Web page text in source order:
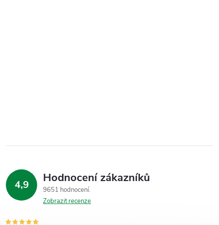
4,9 Hodnocení zákazníků
9651 hodnocení
Zobrazit recenze